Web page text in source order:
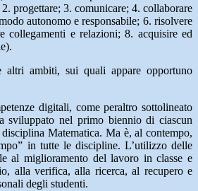
progettare; 3. comunicare; 4. collaborare
autonomo e responsabile; 6. risolvere
collegamenti e relazioni; 8. acquisire ed
altri ambiti, sui quali appare opportuno
digitali, come peraltro sottolineato
sviluppato nel primo biennio di ciascun
Matematica. Ma è, al contempo,
in tutte le discipline. L’utilizzo delle
al miglioramento del lavoro in classe e
alla verifica, alla ricerca, al recupero e
degli studenti.